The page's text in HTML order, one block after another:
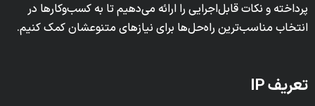
پرداخته و نکات قابل‌اجرایی را ارائه می‌دهیم تا به کسب‌وکارها در
انتخاب مناسب‌ترین راه‌حل‌ها برای نیازهای متنوعشان کمک کنیم.
تعریف IP